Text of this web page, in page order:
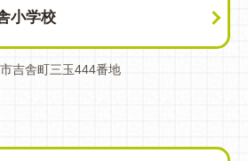
小学校
吉舎町三玉444番地